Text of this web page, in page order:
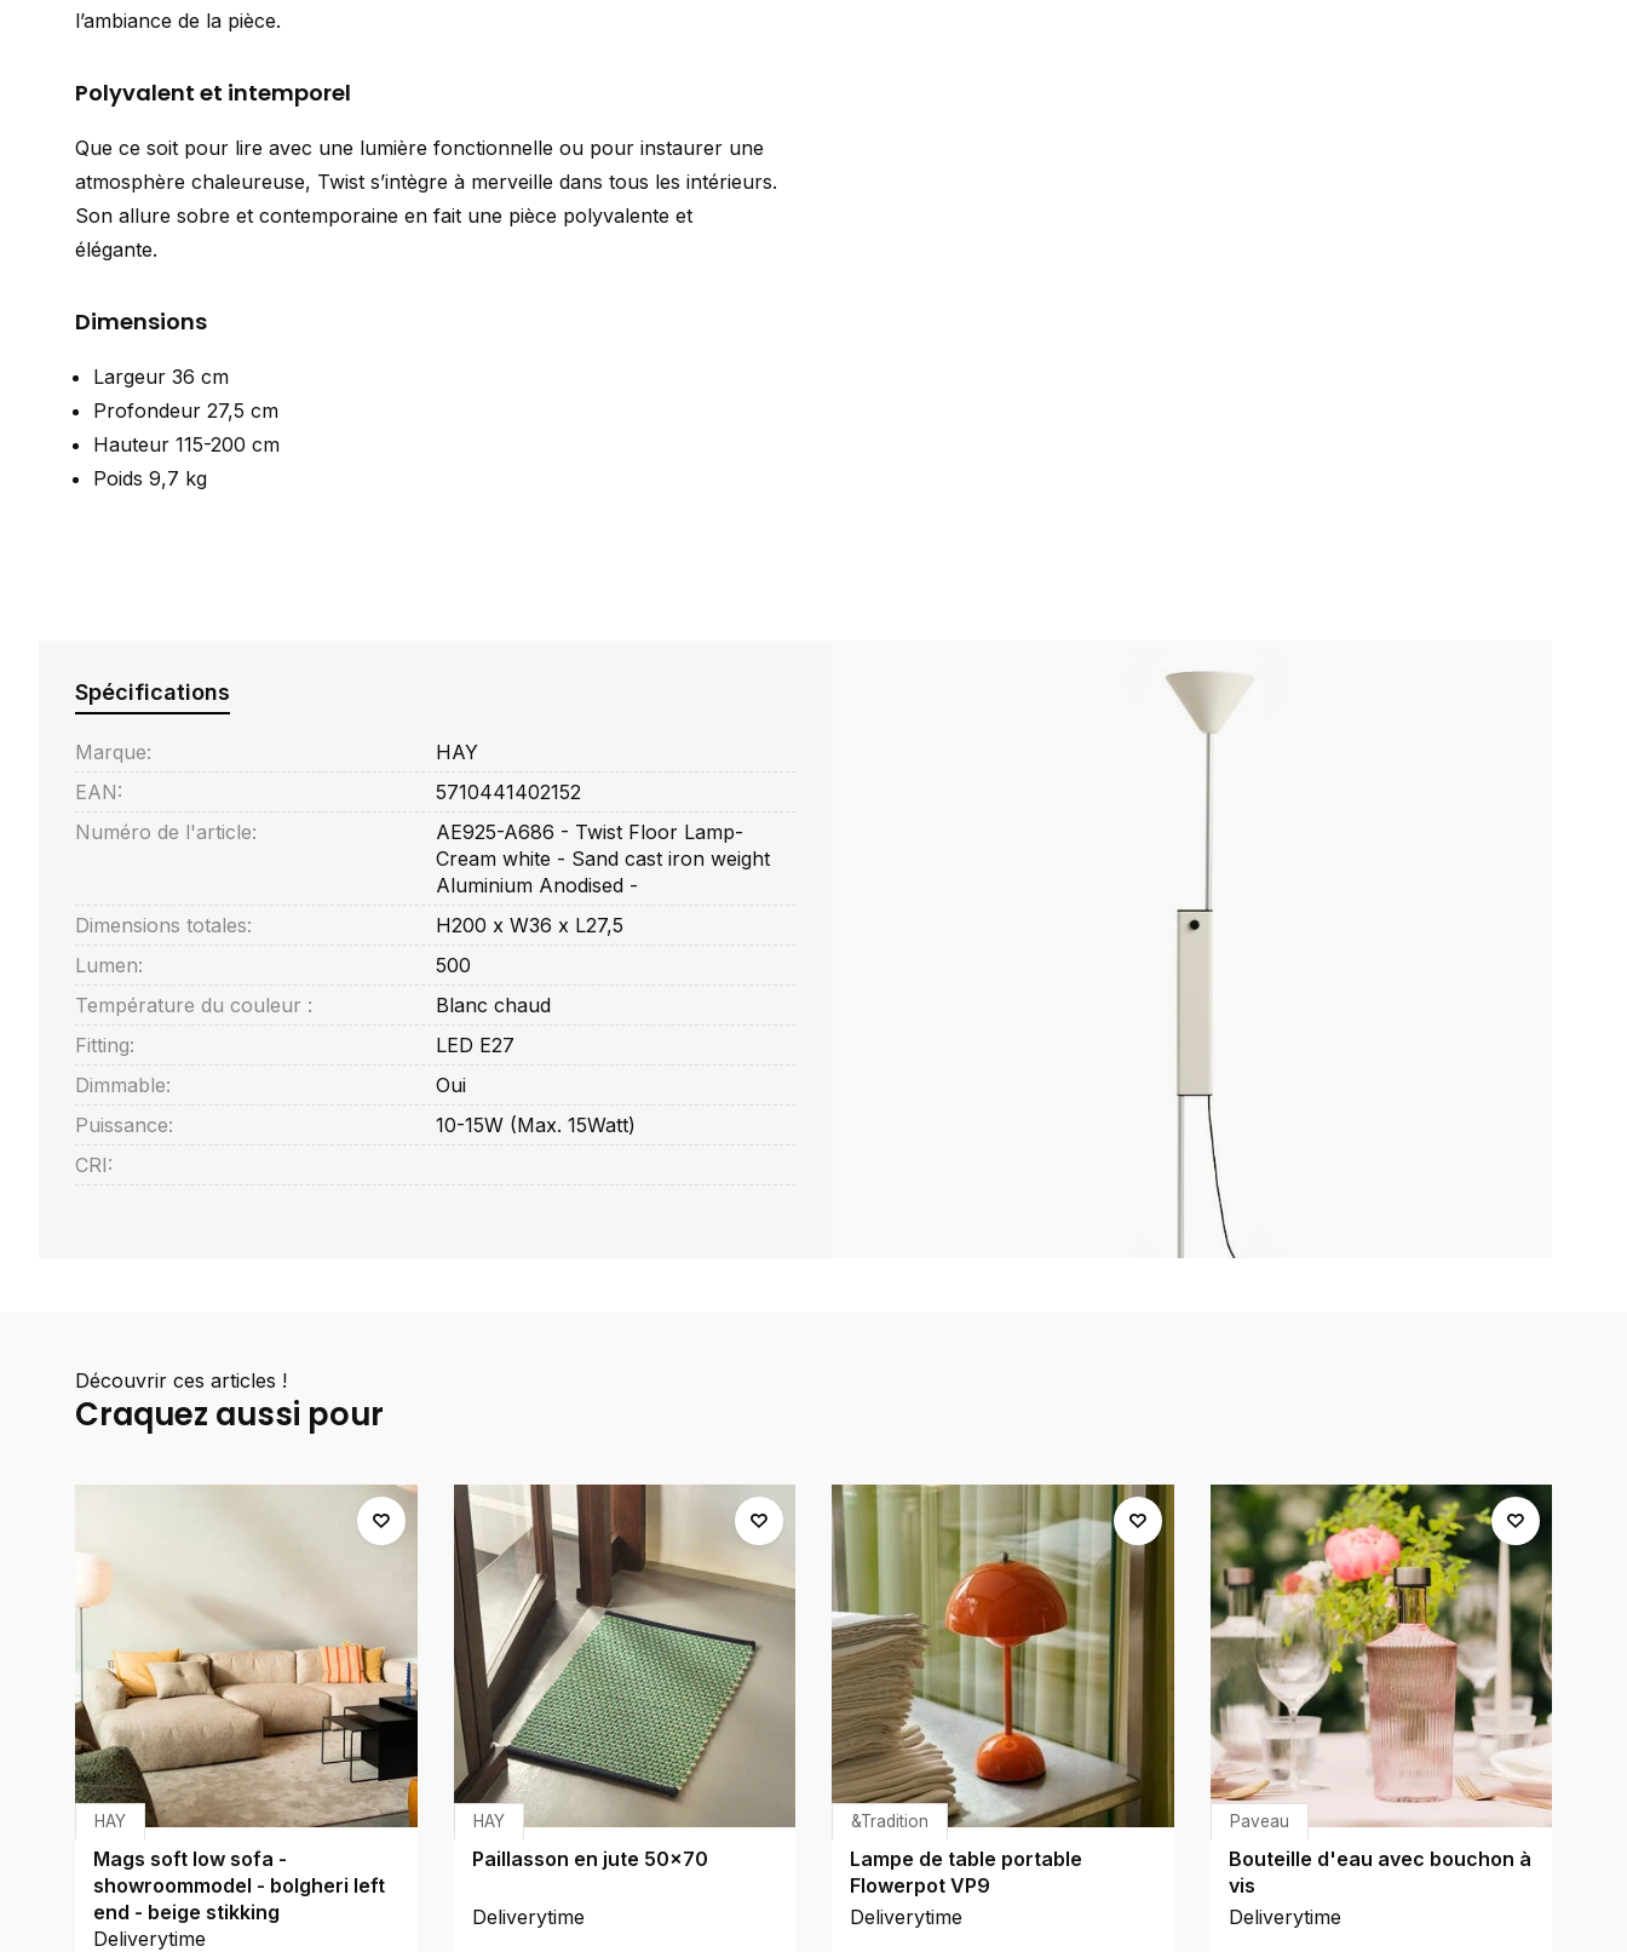
l’ambiance de la pièce.
Polyvalent et intemporel
Que ce soit pour lire avec une lumière fonctionnelle ou pour instaurer une
atmosphère chaleureuse, Twist s’intègre à merveille dans tous les intérieurs.
Son allure sobre et contemporaine en fait une pièce polyvalente et
élégante.
Dimensions
Largeur 36 cm
Profondeur 27,5 cm
Hauteur 115-200 cm
Poids 9,7 kg
Spécifications
Marque:
HAY
EAN:
5710441402152
Numéro de l'article:
AE925-A686 - Twist Floor Lamp-
Cream white - Sand cast iron weight
Aluminium Anodised -
Dimensions totales:
H200 x W36 x L27,5
Lumen:
500
Température du couleur :
Blanc chaud
Fitting:
LED E27
Dimmable:
Oui
Puissance:
10-15W (Max. 15Watt)
CRI:
Découvrir ces articles !
Craquez aussi pour
HAY
Mags soft low sofa -
showroommodel - bolgheri left
end - beige stikking
Deliverytime
HAY
Paillasson en jute 50x70
Deliverytime
&Tradition
Lampe de table portable
Flowerpot VP9
Deliverytime
Paveau
Bouteille d'eau avec bouchon à
vis
Deliverytime